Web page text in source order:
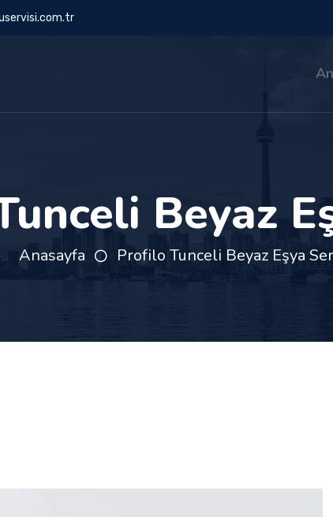
Beyaz
Anasayfa Profilo Tunceli Beyaz Eşya